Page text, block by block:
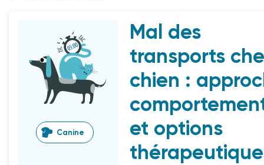
Canine
Mal des
transports
chien :
et options